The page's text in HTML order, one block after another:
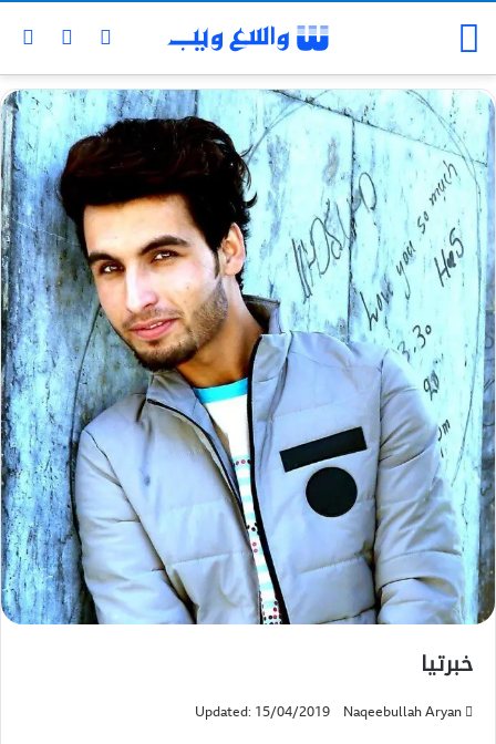
خبرتیا
Naqeebullah Aryan
Updated: 15/04/2019